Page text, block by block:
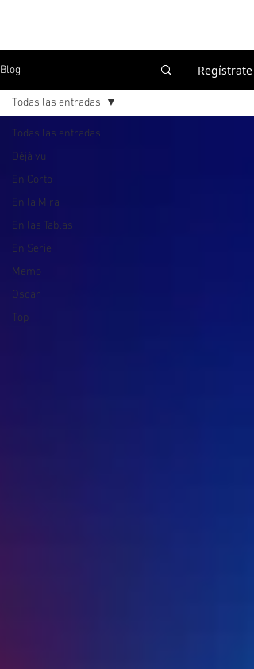
Blog Regístrate
Todas las entradas
Déjà vu
En Corto
En la Mira
En las Tablas
En Serie
Memo
Oscar
Top
Todas las entradas